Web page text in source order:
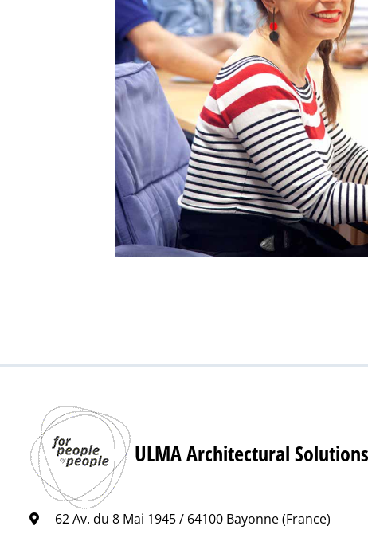
ULMA Architectural Solutions
62 Av. du 8 Mai 1945 / 64100 Bayonne (France)